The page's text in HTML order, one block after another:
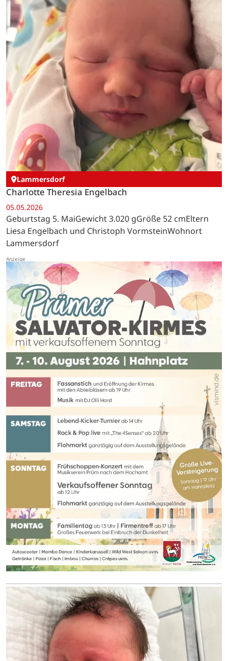
Lammersdorf
Charlotte Theresia Engelbach
05.05.2026
Geburtstag 5. MaiGewicht 3.020 gGröße 52 cmEltern
Liesa Engelbach und Christoph VormsteinWohnort
Lammersdorf